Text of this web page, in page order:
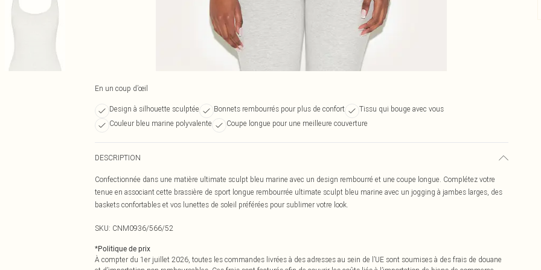
En un coup d’œil
Design à silhouette sculptée Bonnets rembourrés pour plus de confort
Tissu qui bouge avec vous
Couleur bleu marine polyvalente
Coupe longue pour une meilleure couverture
DESCRIPTION
Confectionnée dans une matière ultimate sculpt bleu marine avec un design rembourré et une coupe longue. Complétez votre
tenue en associant cette brassière de sport longue rembourrée ultimate sculpt bleu marine avec un jogging à jambes larges, des
baskets confortables et vos lunettes de soleil préférées pour sublimer votre look.
SKU: CNM0936/566/52
*Politique de prix
À compter du 1er juillet 2026, toutes les commandes livrées à des adresses au sein de l’UE sont soumises à des frais de douane